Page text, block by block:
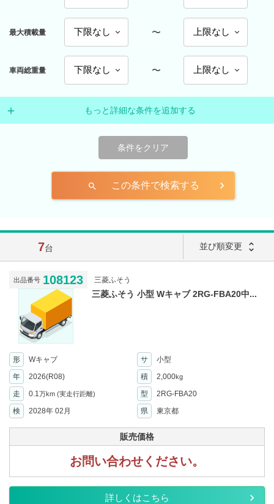
最大積載量 〜
車両総重量 〜
もっと詳細な条件を追加する
条件をクリア
search この条件で検索する
7台 並び順変更 unfold_more
出品番号 108123 三菱ふそう
三菱ふそう 小型 Wキャブ 2RG-FBA20中...
形 Wキャブ サ
小型
年
2026(R08) 積 2,000kg
走 0.1万km (実走行距離) 型
2RG-FBA20
検
2028年 02月 県 東京都
販売価格
お問い合わせください。
詳しくはこちら